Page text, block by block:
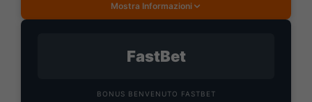
Mostra Informazioni
FastBet
BONUS BENVENUTO FASTBET